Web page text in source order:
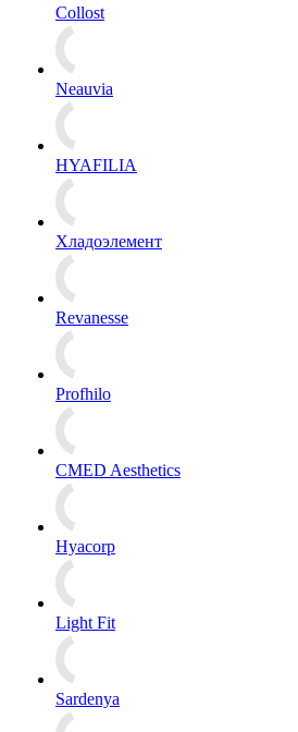
Collost
Neauvia
HYAFILIA
Хладоэлемент
Revanesse
Profhilo
CMED Aesthetics
Hyacorp
Light Fit
Sardenya